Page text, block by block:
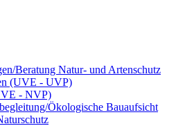
Beratung Natur- und Artenschutz
(UVE - UVP)
- NVP)
Ökologische Bauaufsicht